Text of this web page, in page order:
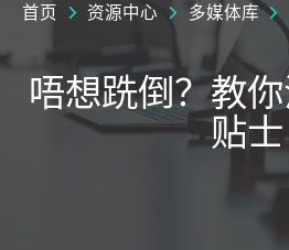
首页 资源中心 多媒体库
唔想跣倒？教
贴士